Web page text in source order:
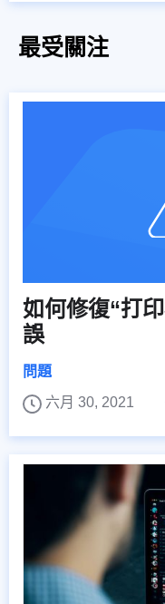
最受關注
如何修復“打
誤
問題
六月 30, 2021